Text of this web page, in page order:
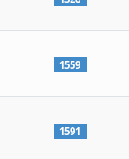
1559
1591